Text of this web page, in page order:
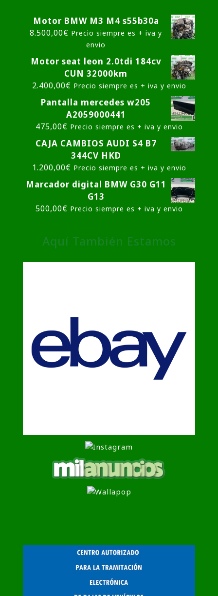
Motor BMW M3 M4 s55b30a
8.500,00€ Precio siempre es + iva y
envio
Motor seat leon 2.0tdi 184cv
CUN 32000km
2.400,00€ Precio siempre es + iva y envio
Pantalla mercedes w205
A2059000441
475,00€ Precio siempre es + iva y envio
CAJA CAMBIOS AUDI S4 B7
344CV HKD
1.200,00€ Precio siempre es + iva y envio
Marcador digital BMW G30 G11
G13
500,00€ Precio siempre es + iva y envio
Aquí También Estamos